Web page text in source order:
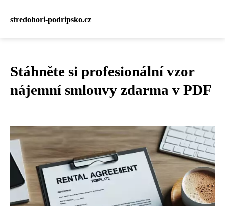
stredohori-podripsko.cz
Stáhněte si profesionální vzor
nájemní smlouvy zdarma v PDF